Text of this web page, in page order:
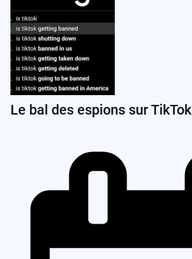
Le bal des espions sur TikTok